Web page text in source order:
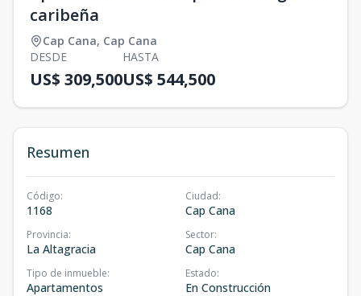
caribeña
Cap Cana, Cap Cana
DESDE
US$ 309,500
HASTA
US$ 544,500
Resumen
Código:
1168
Ciudad:
Cap Cana
Provincia:
La Altagracia
Sector:
Cap Cana
Tipo de inmueble:
Apartamentos
Estado:
En Construcción